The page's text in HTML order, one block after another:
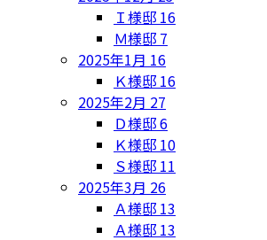
Ｉ様邸 16
Ｍ様邸 7
2025年1月 16
Ｋ様邸 16
2025年2月 27
Ｄ様邸6
Ｋ様邸 10
Ｓ様邸 11
2025年3月 26
Ａ様邸 13
Ａ様邸 13